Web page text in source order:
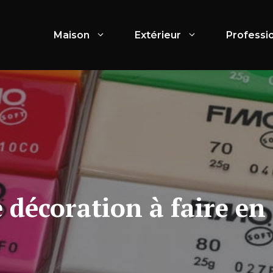
Maison Extérieur
décoration à faire